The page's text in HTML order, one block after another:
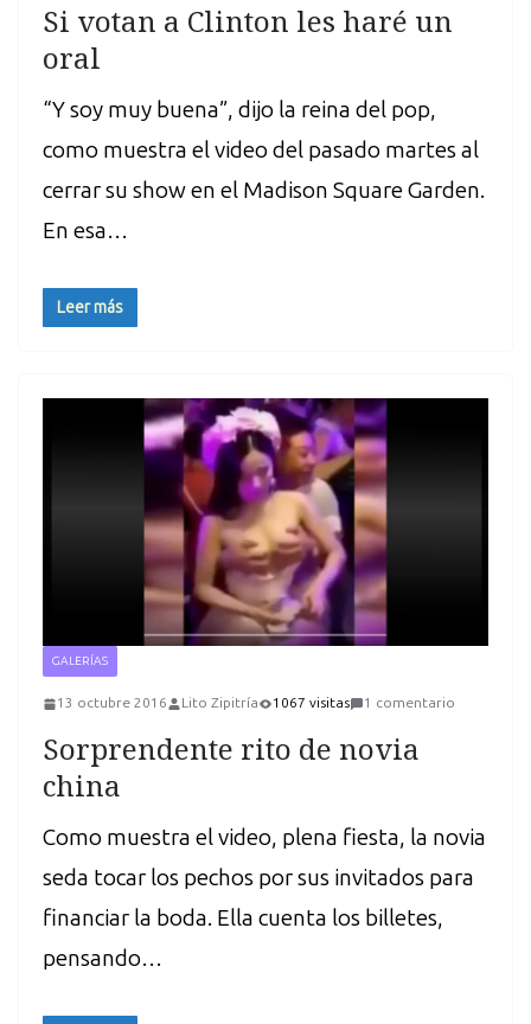
Si votan a Clinton les haré un
oral
“Y soy muy buena”, dijo la reina del pop,
como muestra el video del pasado martes al
cerrar su show en el Madison Square Garden.
En esa…
Leer más
GALERÍAS
13 octubre 2016 Lito Zipitría 1067 visitas 1 comentario
Sorprendente rito de novia
china
Como muestra el video, plena fiesta, la novia
seda tocar los pechos por sus invitados para
financiar la boda. Ella cuenta los billetes,
pensando…